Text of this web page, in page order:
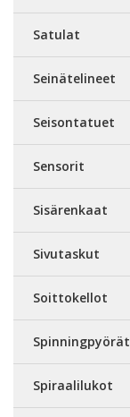
Satulat
Seinätelineet
Seisontatuet
Sensorit
Sisärenkaat
Sivutaskut
Soittokellot
Spinningpyörät
Spiraalilukot